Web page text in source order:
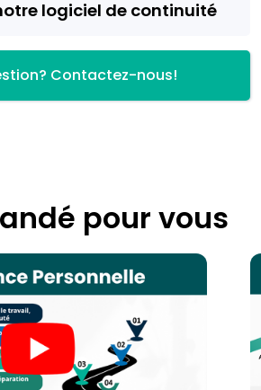
logiciel de continuité
Contactez-nous!
pour vous